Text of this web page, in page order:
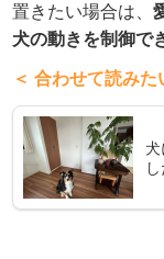
置きたい場合は、
犬の動きを制御で
＜ 合わせて読みた
犬